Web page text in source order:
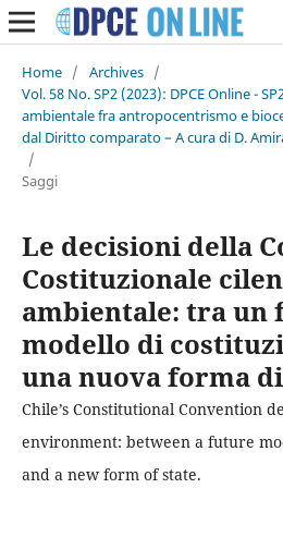
Home / Archives /
Vol. 58 No. SP2 (2023): DPCE Online -
ambientale fra antropocentrismo e
dal Diritto comparato – A cura di D.
/
Saggi
Le decisioni della
Costituzionale
ambientale: tra un
modello di
una nuova forma
Chile’s Constitutional Convention
environment: between a future
and a new form of state.